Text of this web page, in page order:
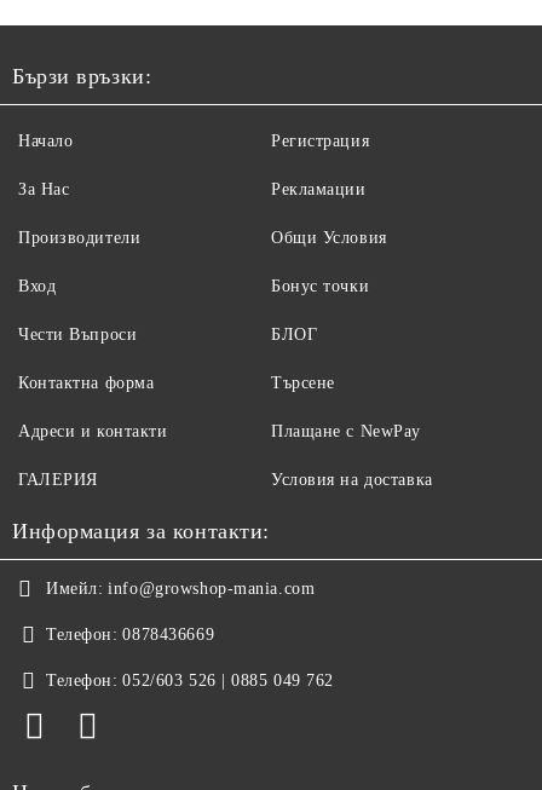
Бързи връзки:
Начало
За Нас
Производители
Вход
Регистрация
Рекламации
Общи Условия
Бонус точки
Чести Въпроси
Контактна форма
Адреси и контакти
ГАЛЕРИЯ
БЛОГ
Търсене
Плащане с NewPay
Условия на доставка
Информация за контакти:
Имейл: info@growshop-mania.com
Телефон: 0878436669
Телефон: 052/603 526 | 0885 049 762